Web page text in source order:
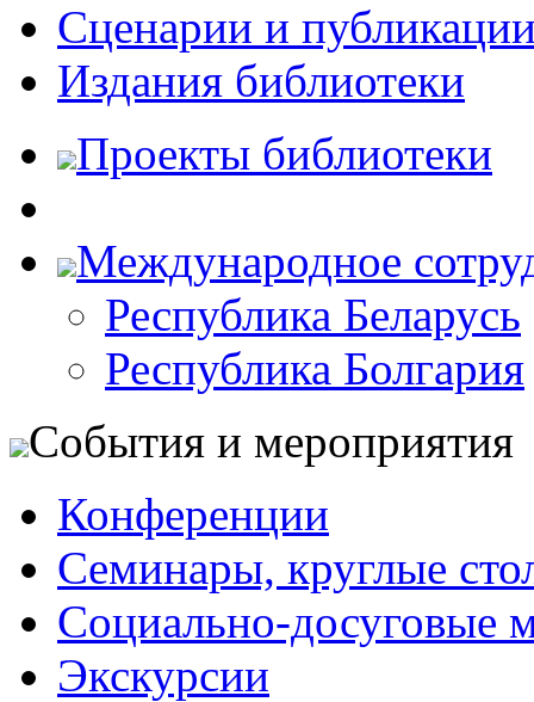
Сценарии и
Издания библиотеки
Проекты библиотеки
Международное
Республика Беларусь
Республика Болгария
События и мероприятия
Конференции
Семинары, круглые
Социально-досуговые
Экскурсии